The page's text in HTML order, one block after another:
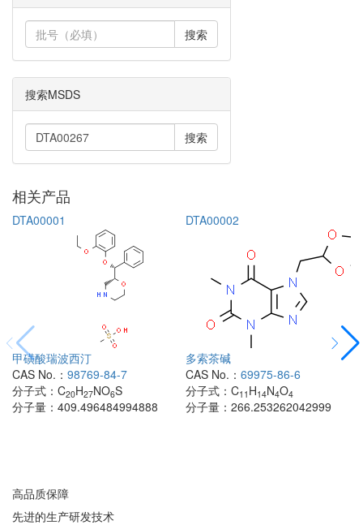
搜索
搜索MSDS
搜索
相关产品
DTA00001
甲磺酸瑞波西汀
CAS No.： 98769-84-7
分子式： C20H27NO6S
分子量： 409.496484994888
DTA00002
多索茶碱
CAS No.： 69975-86-6
分子式： C11 H14N4O4
分子量： 266.253262042999
高品质保障
先进的生产研发技术